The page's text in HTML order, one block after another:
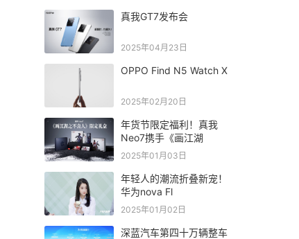
真我GT7发布会
2025年04月23日
OPPO Find N5 Watch X
2025年02月20日
年货节限定福利！真我
Neo7携手《画江湖
2025年01月03日
年轻人的潮流折叠新宠！
华为nova Fl
2025年01月02日
深蓝汽车第四十万辆整车